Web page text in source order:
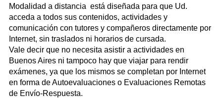
Modalidad a distancia está diseñada para que Ud.
acceda a todos sus contenidos, actividades y
comunicación con tutores y compañeros directamente por
Internet, sin traslados ni horarios de cursada.
Vale decir que no necesita asistir a actividades en
Buenos Aires ni tampoco hay que viajar para rendir
exámenes, ya que los mismos se completan por Internet
en forma de Autoevaluaciones o Evaluaciones Remotas
de Envío-Respuesta.